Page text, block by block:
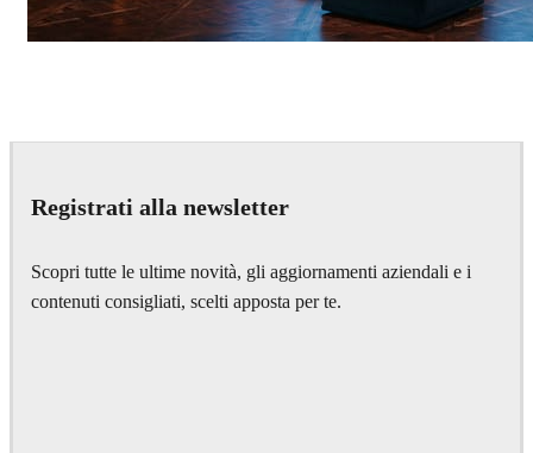
Registrati alla newsletter
Scopri tutte le ultime novità, gli aggiornamenti aziendali e i
contenuti consigliati, scelti apposta per te.